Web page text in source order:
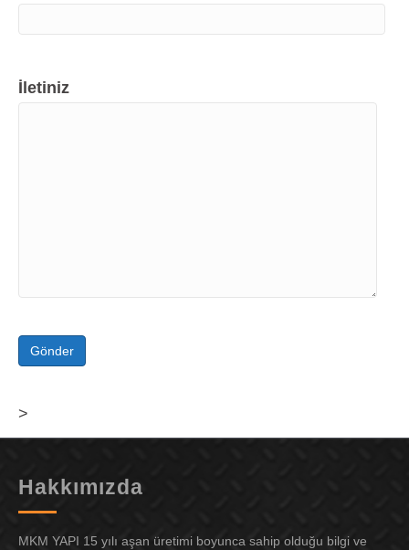
İletiniz
>
Hakkımızda
MKM YAPI 15 yılı aşan üretimi boyunca sahip olduğu bilgi ve